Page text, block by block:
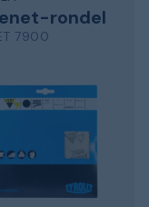
rondel
7900